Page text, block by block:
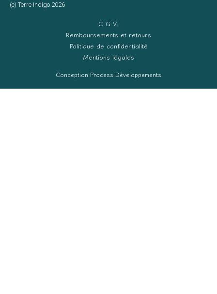
(c) Terre Indigo 2026
C.G.V.
Remboursements et retours
Politique de confidentialité
Mentions légales
Conception Process Développements